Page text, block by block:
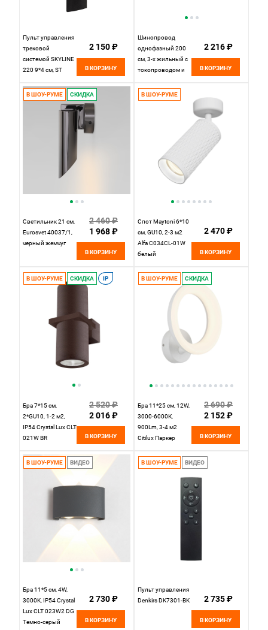
Пульт управления
трековой
системой SKYLINE
220 9*4 см, ST
ST015.400.98
Черный
2 150 ₽
В КОРЗИНУ
Шинопровод
однофазный 200
см, 3-х жильный с
токопроводом и
NOVOTECH
135003, чёрный
2 216 ₽
В КОРЗИНУ
В ШОУ-РУМЕ СКИДКА
Светильник 21 см,
Eurosvet 40037/1,
черный жемчуг
2 460 ₽
1 968 ₽
В КОРЗИНУ
В ШОУ-РУМЕ
Спот Maytoni 6*10
см, GU10, 2-3 м2
Alfa C034CL-01W
белый
2 470 ₽
В КОРЗИНУ
В ШОУ-РУМЕ СКИДКА IP
Бра 7*15 см,
2*GU10, 1-2 м2,
IP54 Crystal Lux CLT
021W BR
2 520 ₽
2 016 ₽
В КОРЗИНУ
В ШОУ-РУМЕ СКИДКА
Бра 11*25 см, 12W,
3000-6000К,
900Lm, 3-4 м2
Citilux Паркер
светодиодное
Белое
2 690 ₽
2 152 ₽
В КОРЗИНУ
В ШОУ-РУМЕ ВИДЕО
Бра 11*5 см, 4W,
3000K, IP54 Crystal
Lux CLT 023W2 DG
Темно-серый
2 730 ₽
В КОРЗИНУ
В ШОУ-РУМЕ ВИДЕО
Пульт управления
Denkirs DK7301-BK
2 735 ₽
В КОРЗИНУ